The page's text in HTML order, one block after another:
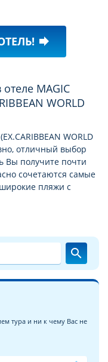
forward
WORLD
WORLD
отличный выбор
Вы получите почти
сочетаются самые
пляжи с
отличная
аттракционы,
местности и
моря.
(Ex.Caribbean
ощущать
морской соли,
WORLD
search
тура и ни к чему Вас не